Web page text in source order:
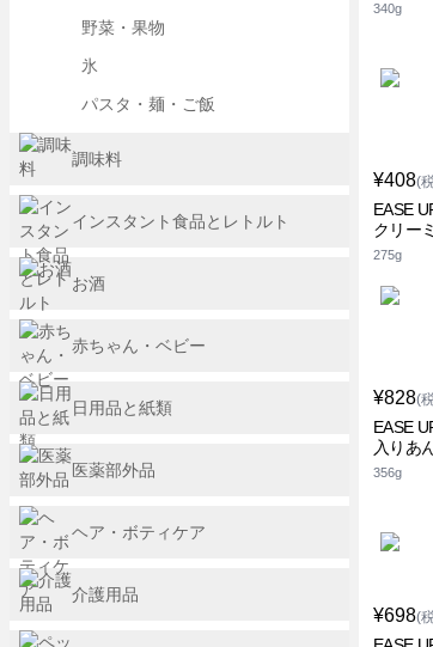
340g
¥408(
EASE
クリー
275g
¥828(
EASE
入りあ
356g
¥698(
野菜・果物
氷
パスタ・麺・ご飯
調味料
インスタント食品とレトルト
お酒
赤ちゃん・ベビー
日用品と紙類
医薬部外品
ヘア・ボティケア
介護用品